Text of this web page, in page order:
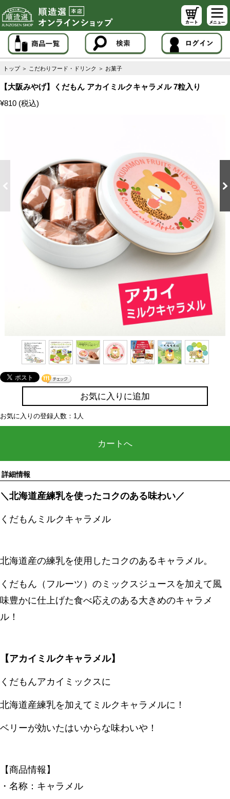
トップ ＞ こだわりフード・ドリンク ＞ お菓子
【大阪みやげ】くだもん アカイミルクキャラメル 7粒入り
¥810 (税込)
お気に入りに追加
お気に入りの登録人数：1人
カートへ
詳細情報
＼北海道産練乳を使ったコクのある味わい／
くだもんミルクキャラメル
北海道産の練乳を使用したコクのあるキャラメル。
くだもん（フルーツ）のミックスジュースを加えて風
味豊かに仕上げた食べ応えのある大きめのキャラメ
ル！
【アカイミルクキャラメル】
くだもんアカイミックスに
北海道産練乳を加えてミルクキャラメルに！
ベリーが効いたはいからな味わいや！
【商品情報】
・名称：キャラメル